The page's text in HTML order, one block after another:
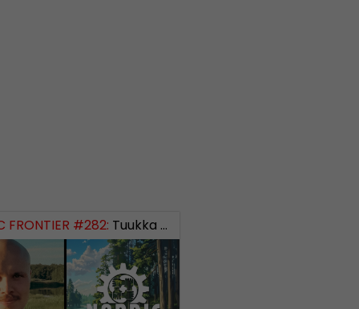
FRONTIER #282: Tuukka Kuru of Sinimusta Liike